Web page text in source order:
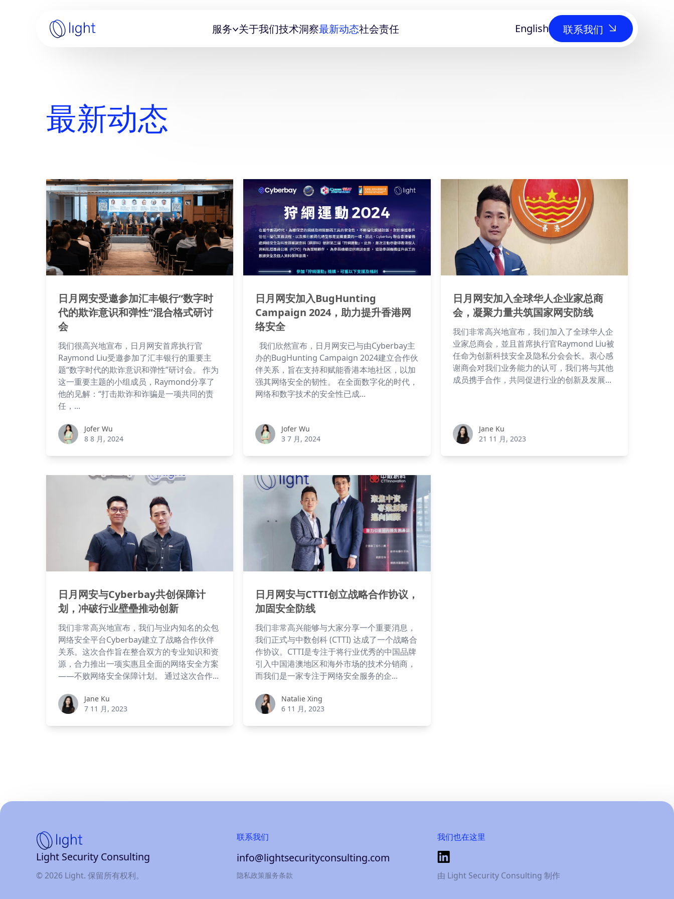
主
服务 关于我们技术洞察最新动态社会责任 English 联系我们
最新动态
日月网安受邀参加汇丰银行“数字时
代的欺诈意识和弹性”混合格式研讨
会
我们很高兴地宣布，日月网安首席执行官
Raymond Liu受邀参加了汇丰银行的重要主
题“数字时代的欺诈意识和弹性”研讨会。 作为
这一重要主题的小组成员，Raymond分享了
他的见解：“打击欺诈和诈骗是一项共同的责
任，...
Jofer WuJofer Wu
8 8 月, 2024
日月网安加入BugHunting
Campaign 2024，助力提升香港网
络安全
我们欣然宣布，日月网安已与由Cyberbay主
办的BugHunting Campaign 2024建立合作伙
伴关系，旨在支持和赋能香港本地社区，以加
强其网络安全的韧性。 在全面数字化的时代，
网络和数字技术的安全性已成...
Jofer WuJofer Wu
3 7 月, 2024
日月网安加入全球华人企业家总商
会，凝聚力量共筑国家网安防线
我们非常高兴地宣布，我们加入了全球华人企
业家总商会，並且首席执行官Raymond Liu被
任命为创新科技安全及隐私分会会长。衷心感
谢商会对我们业务能力的认可，我们将与其他
成员携手合作，共同促进行业的创新及发展...
Jane KuJane Ku
21 11 月, 2023
日月网安与Cyberbay共创保障计
划，冲破行业壁壘推动创新
我们非常高兴地宣布，我们与业内知名的众包
网络安全平台Cyberbay建立了战略合作伙伴
关系。这次合作旨在整合双方的专业知识和资
源，合力推出一项实惠且全面的网络安全方案
——不败网络安全保障计划。 通过这次合作...
Jane KuJane Ku
7 11 月, 2023
日月网安与CTTI创立战略合作协议，
加固安全防线
我们非常高兴能够与大家分享一个重要消息，
我们正式与中数创科 (CTTI) 达成了一个战略合
作协议。CTTI是专注于将行业优秀的中国品牌
引入中国港澳地区和海外市场的技术分销商，
而我们是一家专注于网络安全服务的企...
Natalie XingNatalie Xing
6 11 月, 2023
主
页
Light Security Consulting
联系我们
info@lightsecurityconsulting.com
我们也在这里
© 2026 Light. 保留所有权利。 隐私政策服务条款 由 Light Security Consulting 制作